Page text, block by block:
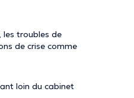
les troubles de
de crise comme
loin du cabinet